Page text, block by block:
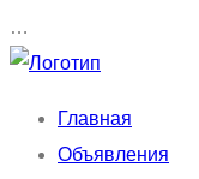
…
Главная
Объявления